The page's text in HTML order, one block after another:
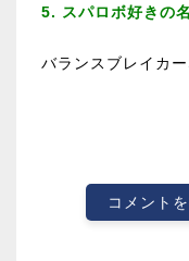
5. スパロボ好きの
バランスブレイカ
コメントを